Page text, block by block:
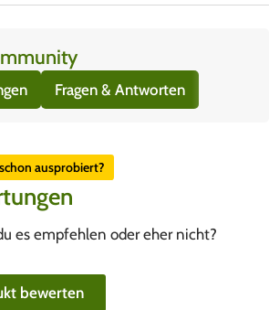
Fragen & Antworten
ausprobiert?
es empfehlen oder eher nicht?
bewerten